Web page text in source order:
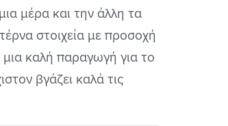
μέρα και την άλλη τα
στοιχεία με προσοχή
μια καλή παραγωγή για το
βγάζει καλά τις